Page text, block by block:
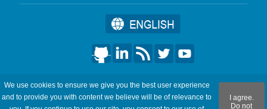
©2026 Aldec, Inc. All Rights Reserved.
Legal | Privacy | Site Map | RSS Feeds | フィードバックを送
We use cookies to ensure we give you the best user experience
and to provide you with content we believe will be of relevance to
I agree.
Do not